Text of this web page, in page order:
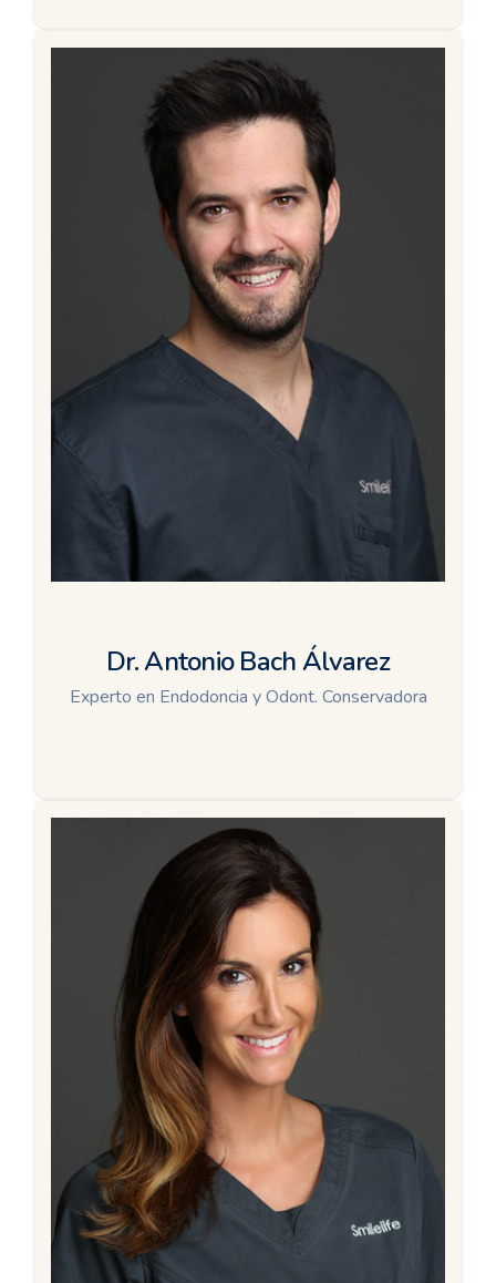
Dr. Antonio Bach Álvarez
Experto en Endodoncia y Odont. Conservadora